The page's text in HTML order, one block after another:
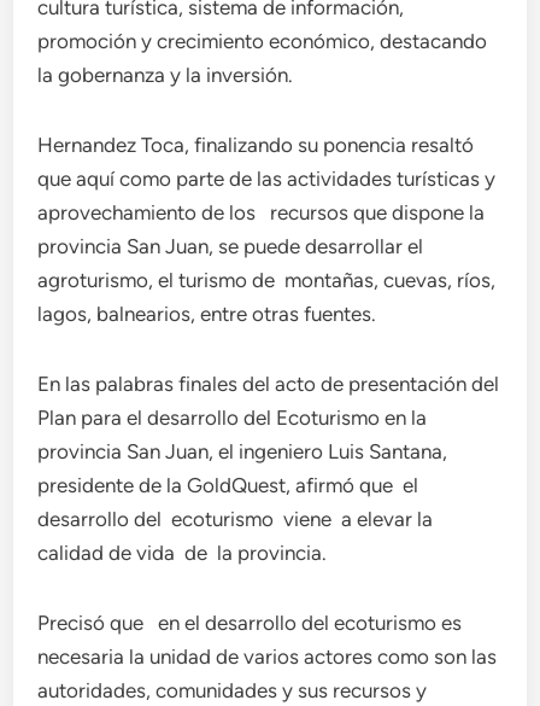
cultura turística, sistema de información,
promoción y crecimiento económico, destacando
la gobernanza y la inversión.
Hernandez Toca, finalizando su ponencia resaltó
que aquí como parte de las actividades turísticas y
aprovechamiento de los recursos que dispone la
provincia San Juan, se puede desarrollar el
agroturismo, el turismo de montañas, cuevas, ríos,
lagos, balnearios, entre otras fuentes.
En las palabras finales del acto de presentación del
Plan para el desarrollo del Ecoturismo en la
provincia San Juan, el ingeniero Luis Santana,
presidente de la GoldQuest, afirmó que el
desarrollo del ecoturismo viene a elevar la
calidad de vida de la provincia.
Precisó que en el desarrollo del ecoturismo es
necesaria la unidad de varios actores como son las
autoridades, comunidades y sus recursos y